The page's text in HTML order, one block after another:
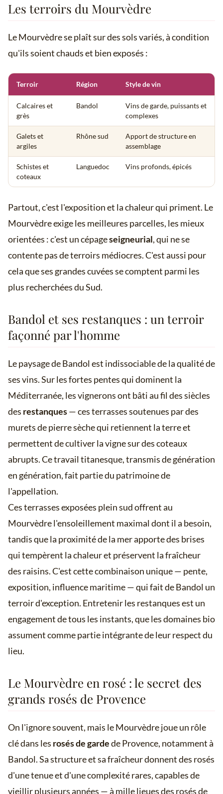
Les terroirs du Mourvèdre
Le Mourvèdre se plaît sur des sols variés, à condition
qu'ils soient chauds et bien exposés :
Terroir Région Style de vin
Calcaires et
grès
Bandol
Vins de garde, puissants et
complexes
Galets et
argiles
Rhône sud
Apport de structure en
assemblage
Schistes et
coteaux
Languedoc Vins profonds, épicés
Partout, c'est l'exposition et la chaleur qui priment. Le
Mourvèdre exige les meilleures parcelles, les mieux
orientées : c'est un cépageseigneurial, qui ne se
contente pas de terroirs médiocres. C'est aussi pour
cela que ses grandes cuvées se comptent parmi les
plus recherchées du Sud.
Bandol et ses restanques : un terroir
façonné par l'homme
Le paysage de Bandol est indissociable de la qualité de
ses vins. Sur les fortes pentes qui dominent la
Méditerranée, les vignerons ont bâti au fil des siècles
des restanques— ces terrasses soutenues par des
murets de pierre sèche qui retiennent la terre et
permettent de cultiver la vigne sur des coteaux
abrupts. Ce travail titanesque, transmis de génération
en génération, fait partie du patrimoine de
l'appellation.
Ces terrasses exposées plein sud offrent au
Mourvèdre l'ensoleillement maximal dont il a besoin,
tandis que la proximité de la mer apporte des brises
qui tempèrent la chaleur et préservent la fraîcheur
des raisins. C'est cette combinaison unique — pente,
exposition, influence maritime — qui fait de Bandol un
terroir d'exception. Entretenir les restanques est un
engagement de tous les instants, que les domaines bio
assument comme partie intégrante de leur respect du
lieu.
Le Mourvèdre en rosé : le secret des
grands rosés de Provence
On l'ignore souvent, mais le Mourvèdre joue un rôle
clé dans les rosés de gardede Provence, notamment à
Bandol. Sa structure et sa fraîcheur donnent des rosés
d'une tenue et d'une complexité rares, capables de
vieillir plusieurs années — à mille lieues des rosés de